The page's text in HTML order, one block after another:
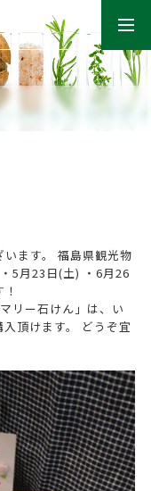
ます。 福島県観光物
5月23日(土) ・6月26
リー石けん」は、い
頂けます。 どうぞ宜